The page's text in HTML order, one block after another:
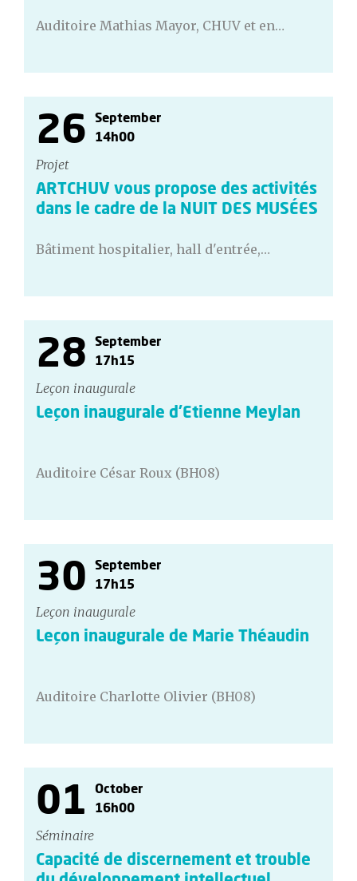
Auditoire Mathias Mayor, CHUV et en…
26
September
14h00
Projet
ARTCHUV vous propose des activités
dans le cadre de la NUIT DES MUSÉES
Bâtiment hospitalier, hall d'entrée,…
28
September
17h15
Leçon inaugurale
Leçon inaugurale d'Etienne Meylan
Auditoire César Roux (BH08)
30
September
17h15
Leçon inaugurale
Leçon inaugurale de Marie Théaudin
Auditoire Charlotte Olivier (BH08)
01
October
16h00
Séminaire
Capacité de discernement et trouble